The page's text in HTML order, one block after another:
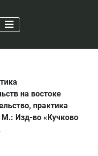
на востоке
практика
Изд-во «Кучково